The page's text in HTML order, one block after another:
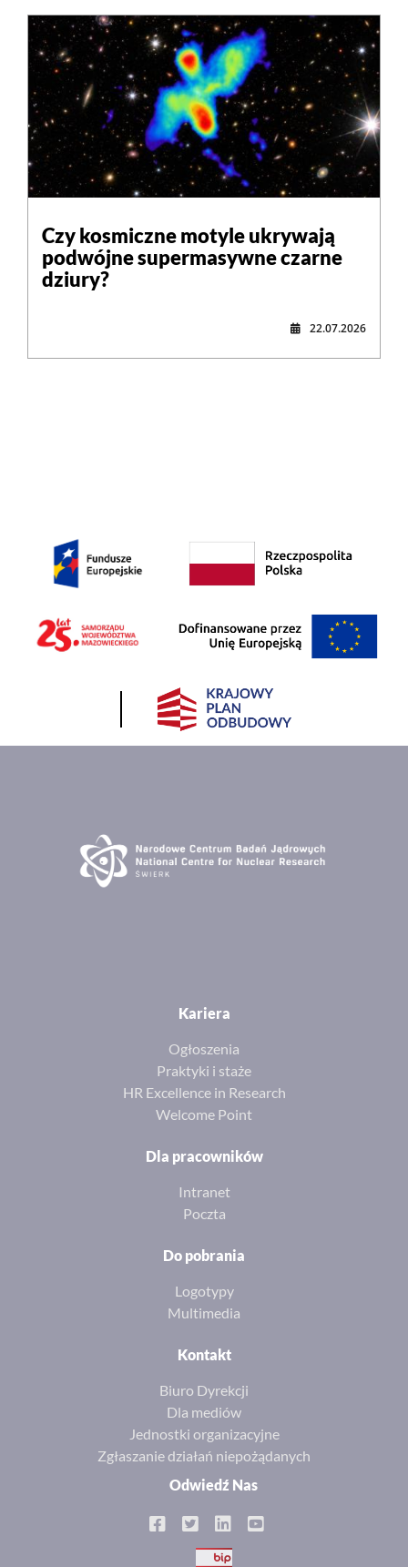
Czy kosmiczne motyle ukrywają
podwójne supermasywne czarne
dziury?
22.07.2026
Kariera
Ogłoszenia
Praktyki i staże
HR Excellence in Research
Welcome Point
Dla pracowników
Intranet
Poczta
Do pobrania
Logotypy
Multimedia
Kontakt
Biuro Dyrekcji
Dla mediów
Jednostki organizacyjne
Zgłaszanie działań niepożądanych
Odwiedź Nas